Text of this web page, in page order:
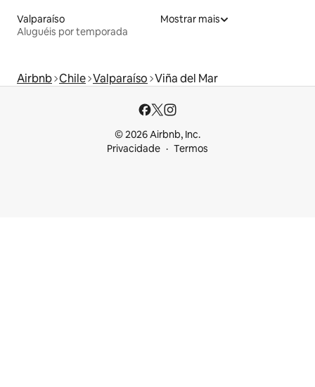
Valparaíso
Aluguéis por temporada
Mostrar mais
Airbnb Chile Valparaíso Viña del Mar
© 2026 Airbnb, Inc.
Privacidade
Termos